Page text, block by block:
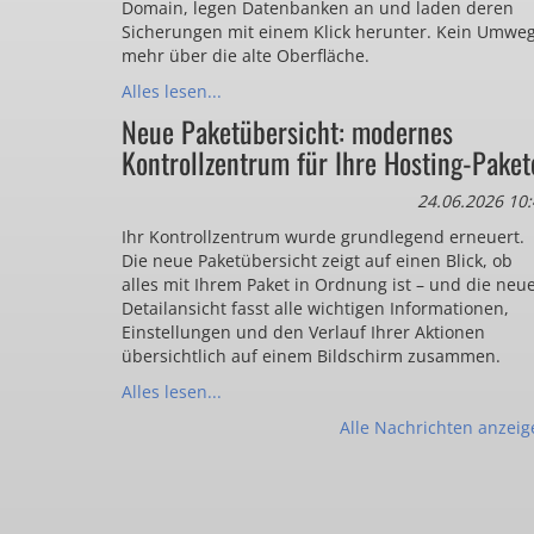
Domain, legen Datenbanken an und laden deren
Sicherungen mit einem Klick herunter. Kein
mehr über die alte Oberfläche.
Alles lesen...
Neue Paketübersicht: modernes
Kontrollzentrum für Ihre Hosting-
24.06.2026
Ihr Kontrollzentrum wurde grundlegend erneuert.
Die neue Paketübersicht zeigt auf einen Blick, ob
alles mit Ihrem Paket in Ordnung ist – und die neue
Detailansicht fasst alle wichtigen Informationen,
Einstellungen und den Verlauf Ihrer Aktionen
übersichtlich auf einem Bildschirm zusammen.
Alles lesen...
Alle Nachrichten